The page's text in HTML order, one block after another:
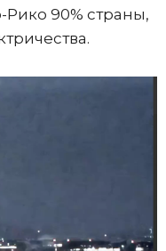
90% страны,